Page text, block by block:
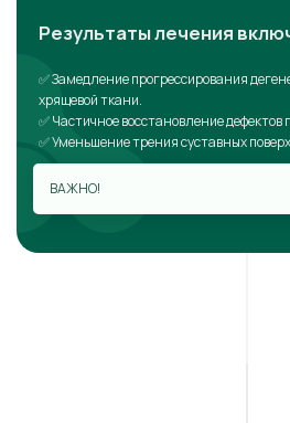
Результаты лечения
✅ Замедление прогрессирования
хрящевой ткани.
✅ Частичное восстановление дефектов
✅ Уменьшение трения суставных
ВАЖНО!